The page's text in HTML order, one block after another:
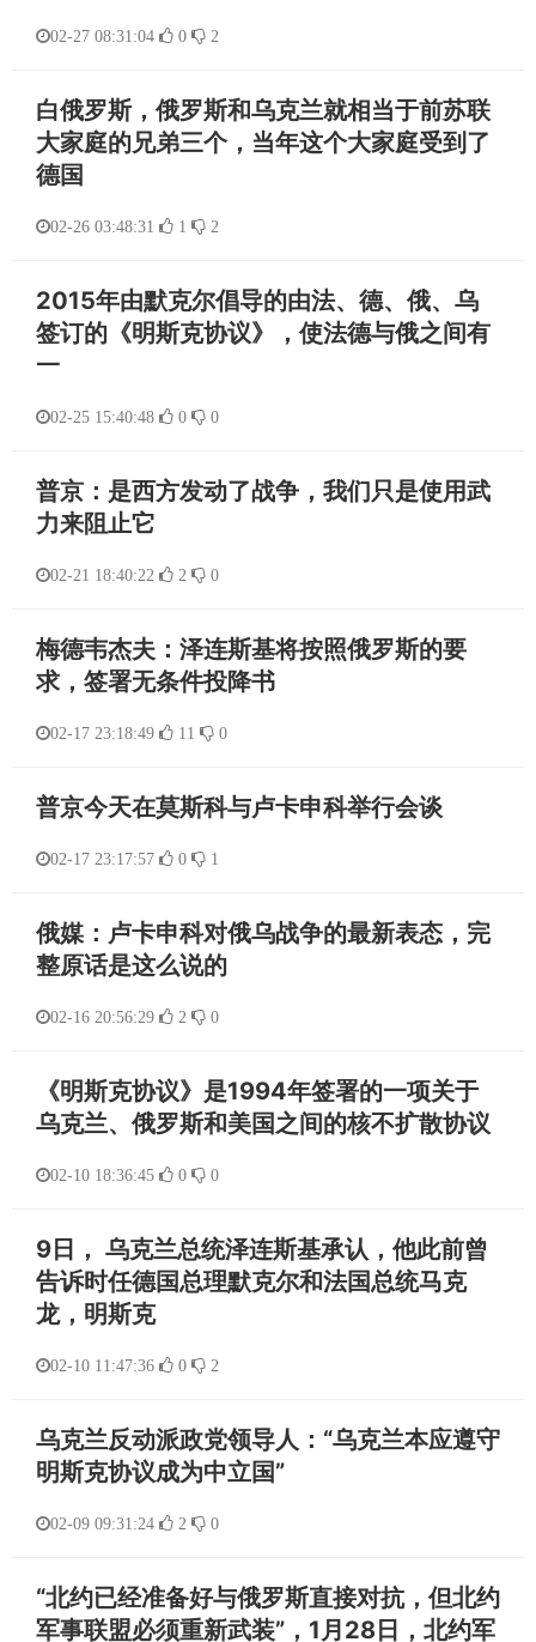
02-27 08:31:04 0 2
白俄罗斯，俄罗斯和乌克兰就相当于前苏联
大家庭的兄弟三个，当年这个大家庭受到了
德国
02-26 03:48:31 1 2
2015年由默克尔倡导的由法、德、俄、乌
签订的《明斯克协议》，使法德与俄之间有
一
02-25 15:40:48 0 0
普京：是西方发动了战争，我们只是使用武
力来阻止它
02-21 18:40:22 2 0
梅德韦杰夫：泽连斯基将按照俄罗斯的要
求，签署无条件投降书
02-17 23:18:49 11 0
普京今天在莫斯科与卢卡申科举行会谈
02-17 23:17:57 0 1
俄媒：卢卡申科对俄乌战争的最新表态，完
整原话是这么说的
02-16 20:56:29 2 0
《明斯克协议》是1994年签署的一项关于
乌克兰、俄罗斯和美国之间的核不扩散协议
02-10 18:36:45 0 0
9日， 乌克兰总统泽连斯基承认，他此前曾
告诉时任德国总理默克尔和法国总统马克
龙，明斯克
02-10 11:47:36 0 2
乌克兰反动派政党领导人：“乌克兰本应遵守
明斯克协议成为中立国”
02-09 09:31:24 2 0
“北约已经准备好与俄罗斯直接对抗，但北约
军事联盟必须重新武装”，1月28日，北约军